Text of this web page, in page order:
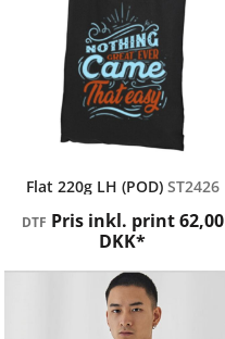
Flat 220g LH (POD) ST2426
DTF Pris inkl. print62,00
DKK*